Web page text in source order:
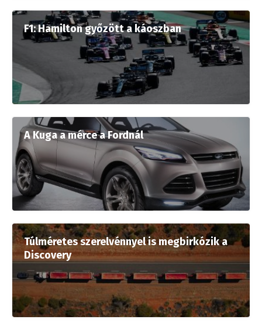
F1: Hamilton győzött a káoszban
A Kuga a mérce a Fordnál
Túlméretes szerelvénnyel is megbirkózik a
Discovery